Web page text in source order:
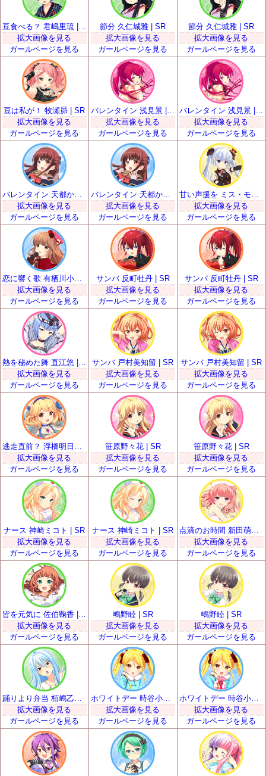
拡大画像を見る
ガールページを見る
節分 久仁城雅 | SR
拡大画像を見る
ガールページを見る
節分 久仁城雅 | SR
拡大画像を見る
ガールページを見る
豆は私が！ 牧瀬昴 | SR
拡大画像を見る
ガールページを見る
バレンタイン 浅見景 | SR
拡大画像を見る
ガールページを見る
バレンタイン 浅見景 | SR
拡大画像を見る
ガールページを見る
拡大画像を見る
ガールページを見る
バレンタイン 天都かなた | SR
拡大画像を見る
ガールページを見る
拡大画像を見る
ガールページを見る
拡大画像を見る
ガールページを見る
サンバ 反町牡丹 | SR
拡大画像を見る
ガールページを見る
サンバ 反町牡丹 | SR
拡大画像を見る
ガールページを見る
拡大画像を見る
ガールページを見る
サンバ 戸村美知留 | SR
拡大画像を見る
ガールページを見る
サンバ 戸村美知留 | SR
拡大画像を見る
ガールページを見る
拡大画像を見る
ガールページを見る
笹原野々花 | SR
拡大画像を見る
ガールページを見る
笹原野々花 | SR
拡大画像を見る
ガールページを見る
ナース 神崎ミコト | SR
拡大画像を見る
ガールページを見る
ナース 神崎ミコト | SR
拡大画像を見る
ガールページを見る
点滴のお時間 新田萌果 | SR
拡大画像を見る
ガールページを見る
拡大画像を見る
ガールページを見る
鴫野睦 | SR
拡大画像を見る
ガールページを見る
鴫野睦 | SR
拡大画像を見る
ガールページを見る
拡大画像を見る
ガールページを見る
ホワイトデー 時谷小瑠璃 | SR
拡大画像を見る
ガールページを見る
ホワイトデー 時谷小瑠璃 | SR
拡大画像を見る
ガールページを見る